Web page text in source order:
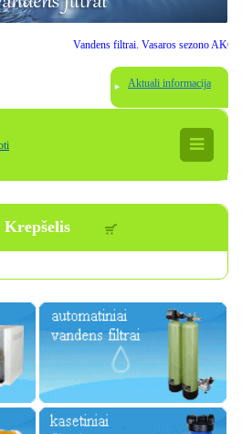
Vandens filtrai. Vasaros sezono
Aktuali informacija
Krepšelis